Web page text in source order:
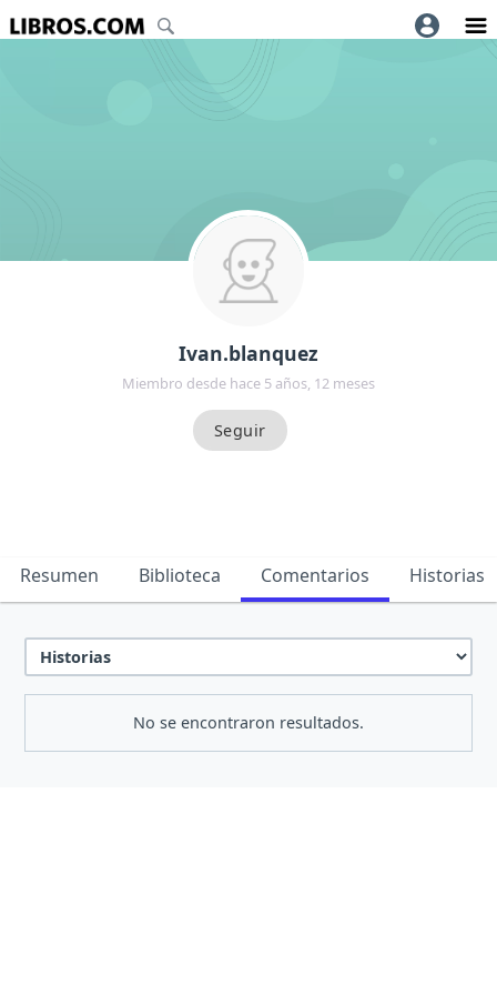
Ivan.blanquez
Miembro desde hace 5 años, 12 meses
Resumen Biblioteca Comentarios Historias
No se encontraron resultados.